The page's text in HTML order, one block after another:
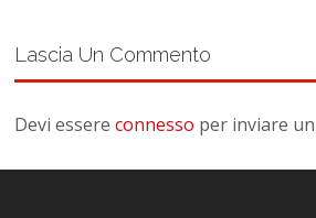
Lascia Un Commento
Devi essereconnesso per inviare